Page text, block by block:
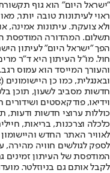
"ישראל היום" הוא גוף
ראוי לעיתונות טובה יותר,
ולא צועקת. עיתונות אמינה,
הפך "ישראל היום" לעיתון
חול. מו"ל העיתון היא ד"ר
והעורך המייסד הוא עמוס
חדשות מסביב לשעון, תוכן
וידיאו, פודקאסטים
כוללות ערוצי חדשות ודעות,
לאוויר האתר החדש
לספק לגולשים חוויה מהירה,
המודפסת של העיתון זמינים
לקבל אותם גם בניוזלטר.